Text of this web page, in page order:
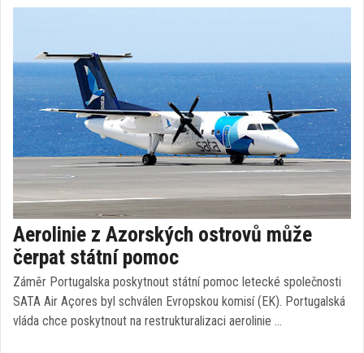
Aerolinie z Azorských ostrovů může
čerpat státní pomoc
Záměr Portugalska poskytnout státní pomoc letecké společnosti
SATA Air Açores byl schválen Evropskou komisí (EK). Portugalská
vláda chce poskytnout na restrukturalizaci aerolinie …